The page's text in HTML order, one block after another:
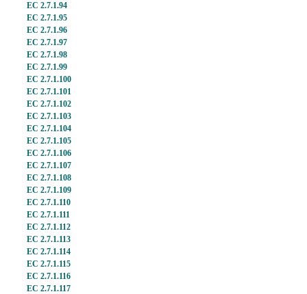
EC 2.7.1.94
EC 2.7.1.95
EC 2.7.1.96
EC 2.7.1.97
EC 2.7.1.98
EC 2.7.1.99
EC 2.7.1.100
EC 2.7.1.101
EC 2.7.1.102
EC 2.7.1.103
EC 2.7.1.104
EC 2.7.1.105
EC 2.7.1.106
EC 2.7.1.107
EC 2.7.1.108
EC 2.7.1.109
EC 2.7.1.110
EC 2.7.1.111
EC 2.7.1.112
EC 2.7.1.113
EC 2.7.1.114
EC 2.7.1.115
EC 2.7.1.116
EC 2.7.1.117